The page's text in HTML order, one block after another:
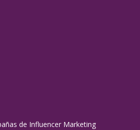
de Influencer Marketing